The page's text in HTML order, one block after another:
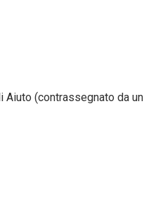
(contrassegnato da un